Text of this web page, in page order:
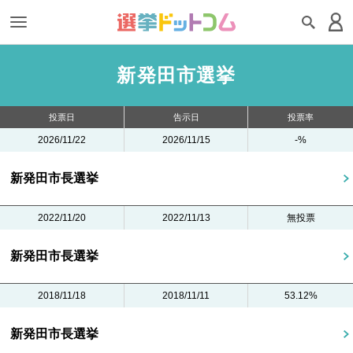
新発田市選挙
投票日 告示日 投票率
2026/11/22 2026/11/15 -%
新発田市長選挙
2022/11/20 2022/11/13 無投票
新発田市長選挙
2018/11/18 2018/11/11 53.12%
新発田市長選挙